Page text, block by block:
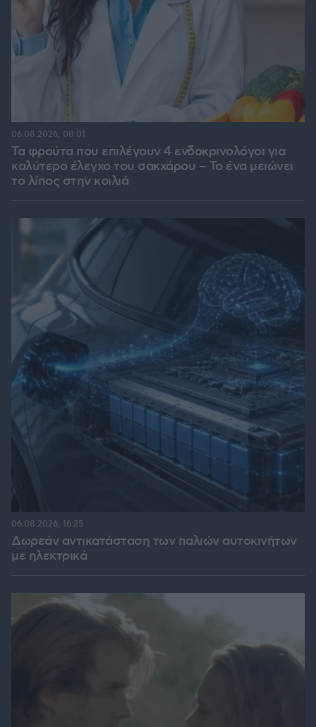
Τα φρούτα που επιλέγουν 4 ενδοκρινολόγοι για
καλύτερο έλεγχο του σακχάρου – Το ένα μειώνει
το λίπος στην κοιλιά
06.08.2026, 08:01
Δωρεάν αντικατάσταση των παλιών αυτοκινήτων
με ηλεκτρικά
06.08.2026, 16:25